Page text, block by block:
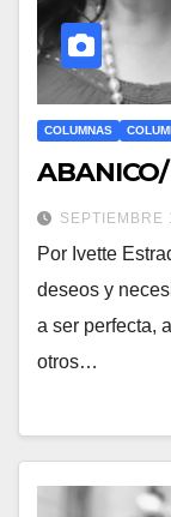
COLUMNAS
SEPTIEMBRE
Por Ivette
deseos y
a ser perfecta,
otros…